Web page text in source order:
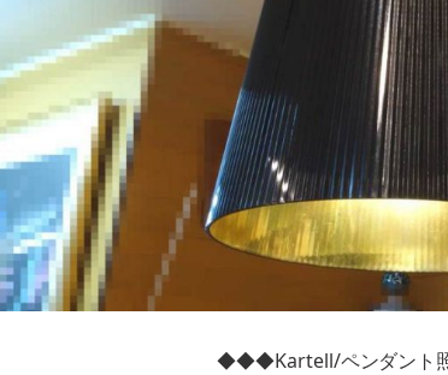
◆◆◆Kartell/ペンダント